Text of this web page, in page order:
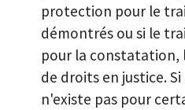
protection pour le
démontrés ou si le
pour la constatation,
de droits en justice.
n'existe pas pour